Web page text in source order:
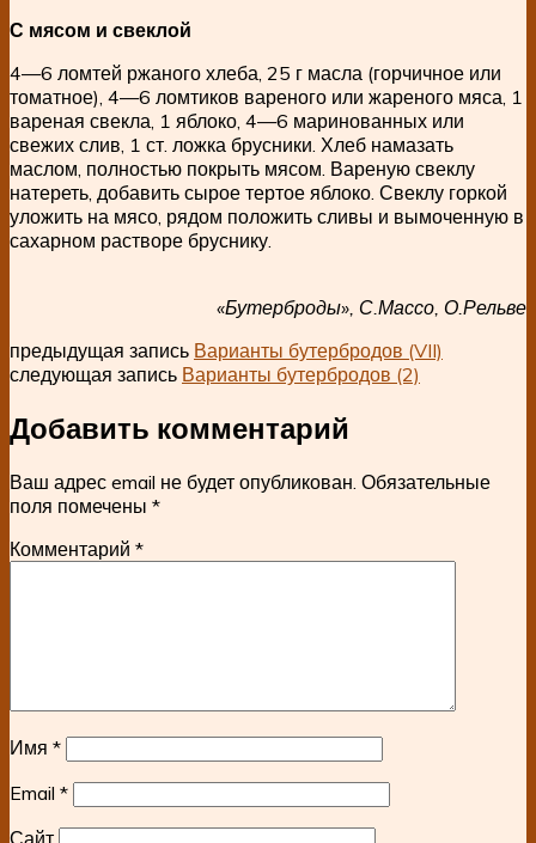
С мясом и свеклой
4—6 ломтей ржаного хлеба, 25 г масла (горчичное или
томатное), 4—6 ломтиков вареного или жареного мяса, 1
вареная свекла, 1 яблоко, 4—6 маринованных или
свежих слив, 1 ст. ложка брусники. Хлеб намазать
маслом, полностью покрыть мясом. Вареную свеклу
натереть, добавить сырое тертое яблоко. Свеклу горкой
уложить на мясо, рядом положить сливы и вымоченную в
сахарном растворе бруснику.
«Бутерброды», С.Массо, О.Рельве
предыдущая запись Варианты бутербродов (VII)
следующая запись Варианты бутербродов (2)
Добавить комментарий
Ваш адрес email не будет опубликован. Обязательные
поля помечены *
Комментарий *
Имя *
Email *
Сайт